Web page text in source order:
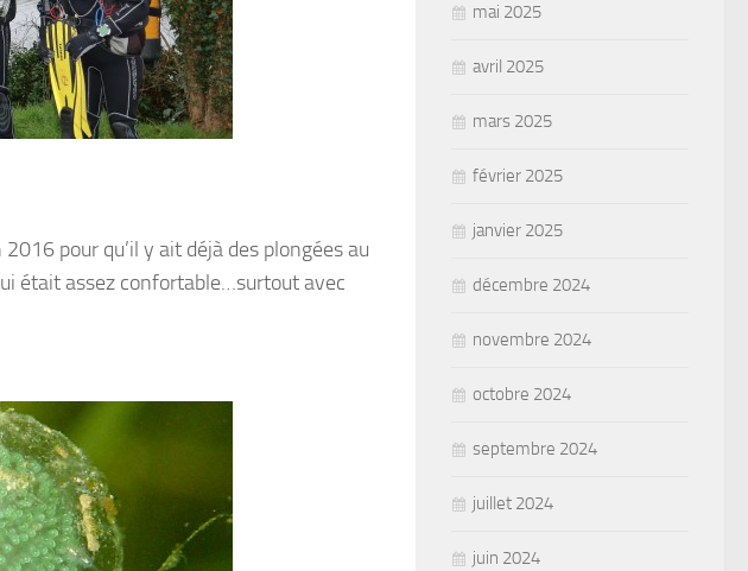
pour qu’il y ait déjà des plongées au
était assez confortable…surtout avec
mai 2025
avril 2025
mars 2025
février 2025
janvier 2025
décembre 2024
novembre 2024
octobre 2024
septembre 2024
juillet 2024
juin 2024